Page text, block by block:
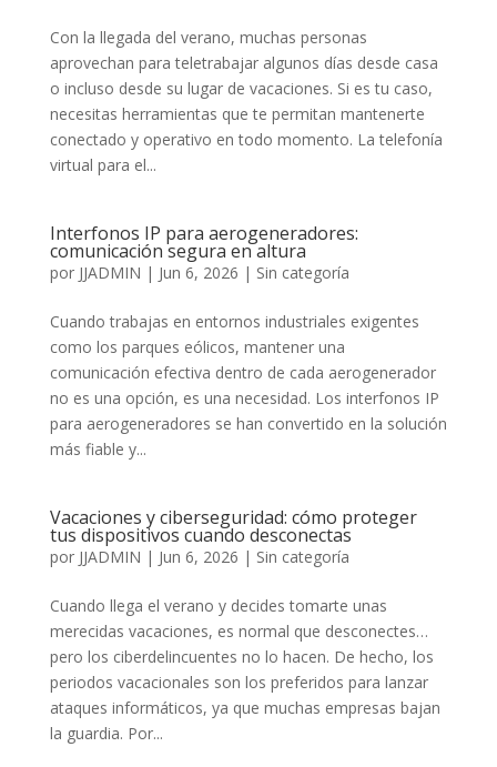
Con la llegada del verano, muchas personas
aprovechan para teletrabajar algunos días desde casa
o incluso desde su lugar de vacaciones. Si es tu caso,
necesitas herramientas que te permitan mantenerte
conectado y operativo en todo momento. La telefonía
virtual para el...
Interfonos IP para aerogeneradores:
comunicación segura en altura
por JJADMIN | Jun 6, 2026 | Sin categoría
Cuando trabajas en entornos industriales exigentes
como los parques eólicos, mantener una
comunicación efectiva dentro de cada aerogenerador
no es una opción, es una necesidad. Los interfonos IP
para aerogeneradores se han convertido en la solución
más fiable y...
Vacaciones y ciberseguridad: cómo proteger
tus dispositivos cuando desconectas
por JJADMIN | Jun 6, 2026 | Sin categoría
Cuando llega el verano y decides tomarte unas
merecidas vacaciones, es normal que desconectes…
pero los ciberdelincuentes no lo hacen. De hecho, los
periodos vacacionales son los preferidos para lanzar
ataques informáticos, ya que muchas empresas bajan
la guardia. Por...